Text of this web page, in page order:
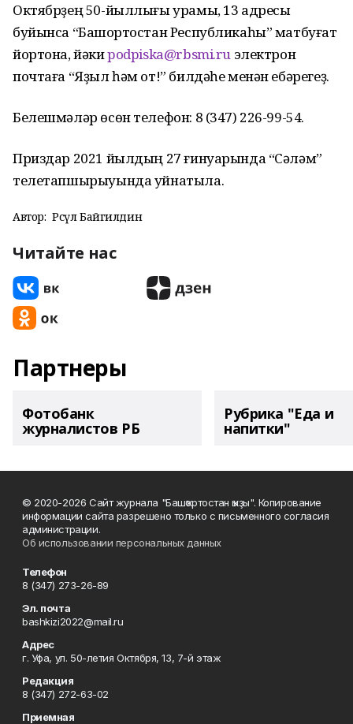
Октябрҙең 50-йыллығы урамы, 13 адресы
буйынса “Башҡортостан Республикаһы” матбуғат
йортона, йәкиpodpiska@rbsmi.ru электрон
почтаға “Яҙыл һәм от!” билдәһе менән ебәрегеҙ.
Белешмәләр өсөн телефон: 8 (347) 226-99-54.
Приздар 2021 йылдың 27 ғинуарында “Сәләм”
телетапшырыуында уйнатыла.
Автор: Рәсүл Байгилдин
Читайте нас
Партнеры
Фотобанк
журналистов РБ
Рубрика "Еда и
напитки"
© 2020-2026 Сайт журнала "Башҡортостан ҡыҙы". Копирование
информации сайта разрешено только с письменного согласия
администрации.
Об использовании персональных данных
Телефон
8 (347) 273-26-89
Эл. почта
bashkizi2022@mail.ru
Адрес
г. Уфа, ул. 50-летия Октября, 13, 7-й этаж
Редакция
8 (347) 272-63-02
Приемная